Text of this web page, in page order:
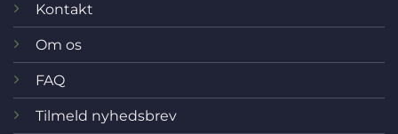
Kontakt
Om os
FAQ
Tilmeld nyhedsbrev